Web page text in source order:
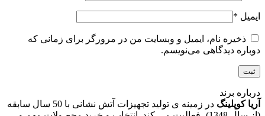
ایمیل *
ذخیره نام، ایمیل و وبسایت من در مرورگر برای زمانی که
دوباره دیدگاهی می‌نویسم.
درباره برند
آریا کوپلینگ
در زمینه ی تولید تجهیزات آتش نشانی با 50 سال سابقه